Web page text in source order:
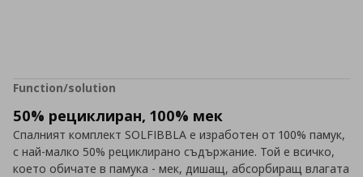
Function/solution
50% рециклиран, 100% мек
Спалният комплект SOLFIBBLA е изработен от 100% памук,
с най-малко 50% рециклирано съдържание. Той е всичко,
което обичате в памука - мек, дишащ, абсорбиращ влагата